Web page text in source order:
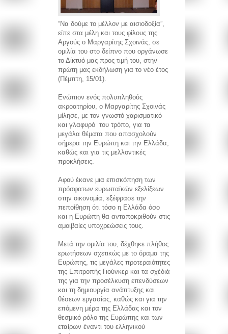
“Να δούμε το μέλλον με αισιοδοξία”,
είπε στα μέλη και τους φίλους της
Αργούς ο Μαργαρίτης Σχοινάς, σε
ομιλία του στο δείπνο που οργάνωσε
το Δίκτυό μας προς τιμή του, στην
πρώτη μας εκδήλωση για το νέο έτος
(Πέμπτη, 15/01).
Ενώπιον ενός πολυπληθούς
ακροατηρίου, ο Μαργαρίτης Σχοινάς
μίλησε, με τον γνωστό χαρισματικό
και γλαφυρό του τρόπο, για τα
μεγάλα θέματα που απασχολούν
σήμερα την Ευρώπη και την Ελλάδα,
καθώς και για τις μελλοντικές
προκλήσεις.
Αφού έκανε μια επισκόπηση των
πρόσφατων ευρωπαϊκών εξελίξεων
στην οικονομία, εξέφρασε την
πεποίθηση ότι τόσο η Ελλάδα όσο
και η Ευρώπη θα ανταποκριθούν στις
αμοιβαίες υποχρεώσεις τους.
Μετά την ομιλία του, δέχθηκε πλήθος
ερωτήσεων σχετικώς με το όραμα της
Ευρώπης, τις μεγάλες προτεραιότητες
της Επιτροπής Γιούνκερ και τα σχέδιά
της για την προσέλκυση επενδύσεων
και τη δημιουργία ανάπτυξης και
θέσεων εργασίας, καθώς και για την
επόμενη μέρα της Ελλάδας και τον
θεσμικό ρόλο της Ευρώπης και των
εταίρων έναντι του ελληνικού
reddit videos download coloring pages for kids
horoscope love